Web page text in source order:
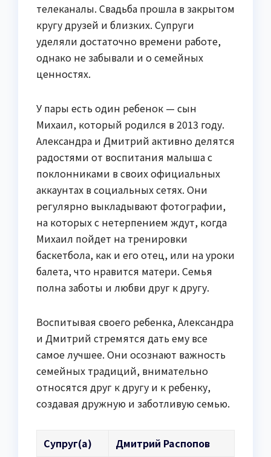
телеканалы. Свадьба прошла в закрытом
кругу друзей и близких. Супруги
уделяли достаточно времени работе,
однако не забывали и о семейных
ценностях.
У пары есть один ребенок — сын
Михаил, который родился в 2013 году.
Александра и Дмитрий активно делятся
радостями от воспитания малыша с
поклонниками в своих официальных
аккаунтах в социальных сетях. Они
регулярно выкладывают фотографии,
на которых с нетерпением ждут, когда
Михаил пойдет на тренировки
баскетбола, как и его отец, или на уроки
балета, что нравится матери. Семья
полна заботы и любви друг к другу.
Воспитывая своего ребенка, Александра
и Дмитрий стремятся дать ему все
самое лучшее. Они осознают важность
семейных традиций, внимательно
относятся друг к другу и к ребенку,
создавая дружную и заботливую семью.
Супруг(а) Дмитрий Распопов